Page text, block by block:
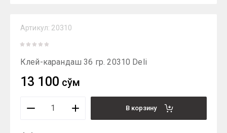
Артикул: 20310
Клей-карандаш 36 гр. 20310 Deli
13 100 сўм
В корзину